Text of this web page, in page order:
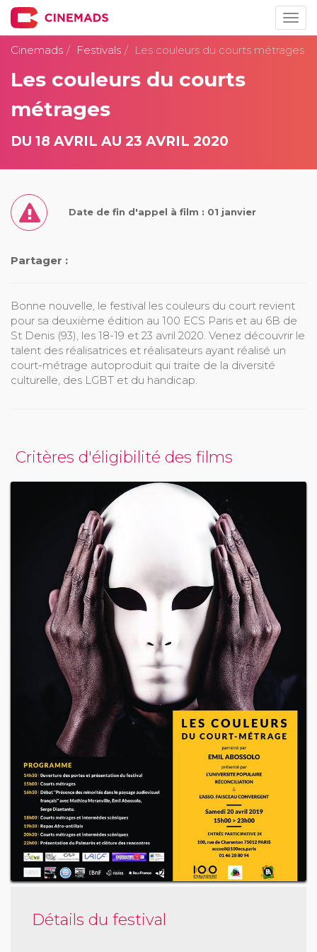
Cinemads
Festivals Les couleurs du courts métrages
Détails du festival
Les couleurs du courts
métrages
DU 18 AVRIL AU 23 AVRIL 2020
Date de fin d'appel à film : 01 janvier
Partager :
Bonne nouvelle, le festival les couleurs du court revient
pour sa deuxième édition au 100 ECS Paris et au 6B de
St Denis (93), les 18-19 et 23 avril 2020. Venez découvrir le
talent des réalisatrices et réalisateurs ayant réalisé un
court-métrage autoproduit qui traite de la diversité
culturelle, des LGBT et du handicap.
Critères d'éligibilité des films